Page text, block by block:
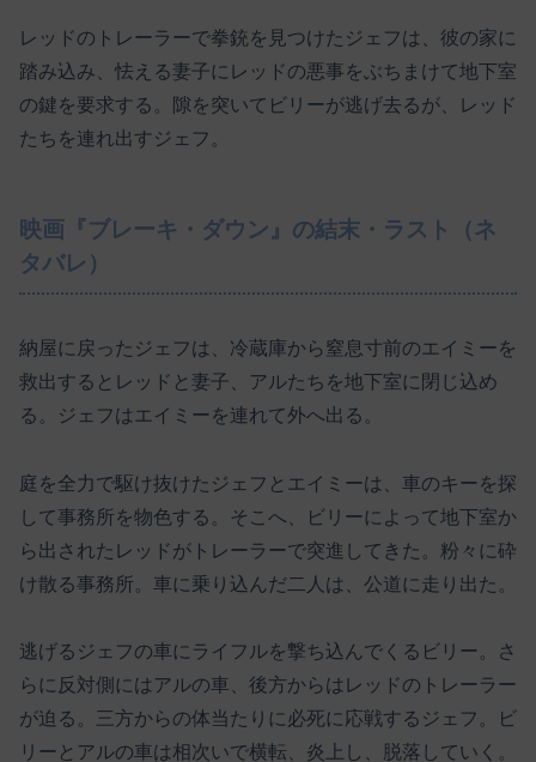
レッドのトレーラーで拳銃を見つけたジェフは、彼の家に
踏み込み、怯える妻子にレッドの悪事をぶちまけて地下室
の鍵を要求する。隙を突いてビリーが逃げ去るが、レッド
たちを連れ出すジェフ。
映画『ブレーキ・ダウン』の結末・ラスト（ネ
タバレ）
納屋に戻ったジェフは、冷蔵庫から窒息寸前のエイミーを
救出するとレッドと妻子、アルたちを地下室に閉じ込め
る。ジェフはエイミーを連れて外へ出る。
庭を全力で駆け抜けたジェフとエイミーは、車のキーを探
して事務所を物色する。そこへ、ビリーによって地下室か
ら出されたレッドがトレーラーで突進してきた。粉々に砕
け散る事務所。車に乗り込んだ二人は、公道に走り出た。
逃げるジェフの車にライフルを撃ち込んでくるビリー。さ
らに反対側にはアルの車、後方からはレッドのトレーラー
が迫る。三方からの体当たりに必死に応戦するジェフ。ビ
リーとアルの車は相次いで横転、炎上し、脱落していく。